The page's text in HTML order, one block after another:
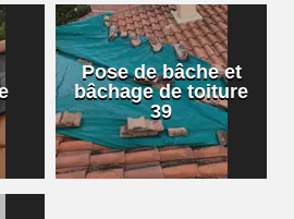
Pose de bâche et
bâchage de toiture
39